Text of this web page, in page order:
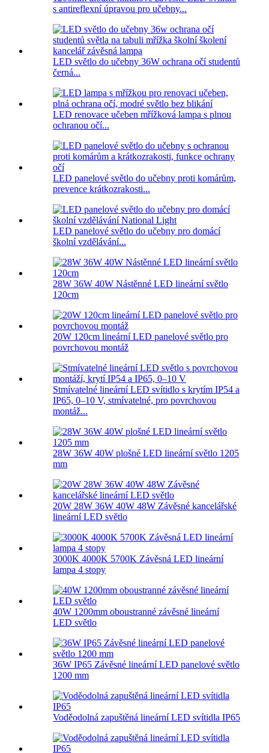
s antireflexní úpravou pro učebny...
LED světlo do učebny 36W ochrana očí studentů
černá...
LED renovace učeben mřížková lampa s plnou
ochranou očí...
LED panelové světlo do učebny proti komárům,
prevence krátkozrakosti...
LED panelové světlo do učebny pro domácí
školní vzdělávání...
28W 36W 40W Nástěnné LED lineární světlo
120cm
20W 120cm lineární LED panelové světlo pro
povrchovou montáž
Stmívatelné lineární LED svítidlo s krytím IP54 a
IP65, 0–10 V, stmívatelné, pro povrchovou
montáž...
28W 36W 40W plošné LED lineární světlo 1205
mm
20W 28W 36W 40W 48W Závěsné kancelářské
lineární LED světlo
3000K 4000K 5700K Závěsná LED lineární
lampa 4 stopy
40W 1200mm oboustranné závěsné lineární
LED světlo
36W IP65 Závěsné lineární LED panelové světlo
1200 mm
Voděodolná zapuštěná lineární LED svítidla IP65